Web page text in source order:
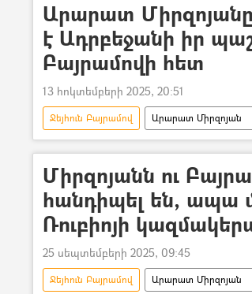
Արարատ
է Ադրբեջանի իր
Բայրամովի հետ
13 հոկտեմբերի 2025, 20:51
Ջեյհուն Բայրամով Արարատ Միրզոյան
Միրզոյանն ու
հանդիպել են, ապա
Ռուբիոյի
25 սեպտեմբերի 2025, 09:45
Ջեյհուն Բայրամով Արարատ Միրզոյան